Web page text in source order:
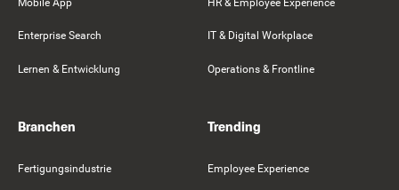
Enterprise Search
Lernen & Entwicklung
IT & Digital Workplace
Operations & Frontline
Branchen
Fertigungsindustrie
Trending
Employee Experience